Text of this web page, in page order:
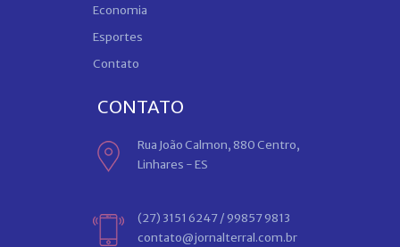
Economia
Esportes
Contato
CONTATO
Rua João Calmon, 880 Centro,
Linhares - ES
(27) 3151 6247 / 99857 9813
contato@jornalterral.com.br